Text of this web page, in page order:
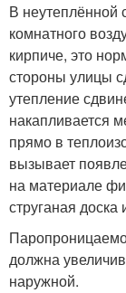
В неутеплённой
комнатного
кирпиче, это
стороны улицы
утепление
накапливается
прямо в
вызывает
на материале
струганая доска
должна
наружной.